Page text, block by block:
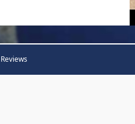
Reviews